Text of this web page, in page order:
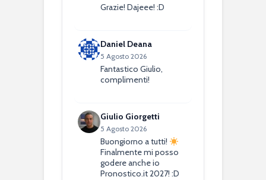
Grazie! Dajeee! :D
Daniel Deana
5 Agosto 2026
Fantastico Giulio,
complimenti!
Giulio Giorgetti
5 Agosto 2026
Buongiorno a tutti!
Finalmente mi posso
godere anche io
Pronostico.it 2027! :D